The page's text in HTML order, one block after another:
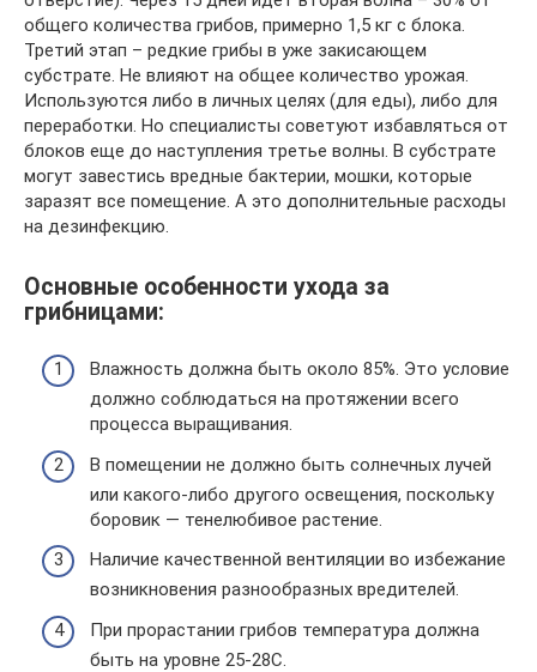
общего количества грибов, примерно 1,5 кг с блока.
Третий этап – редкие грибы в уже закисающем
субстрате. Не влияют на общее количество урожая.
Используются либо в личных целях (для еды), либо для
переработки. Но специалисты советуют избавляться от
блоков еще до наступления третье волны. В субстрате
могут завестись вредные бактерии, мошки, которые
заразят все помещение. А это дополнительные расходы
на дезинфекцию.
Основные особенности ухода за
грибницами:
Влажность должна быть около 85%. Это условие
должно соблюдаться на протяжении всего
процесса выращивания.
В помещении не должно быть солнечных лучей
или какого-либо другого освещения, поскольку
боровик — тенелюбивое растение.
Наличие качественной вентиляции во избежание
возникновения разнообразных вредителей.
При прорастании грибов температура должна
быть на уровне 25-28С.